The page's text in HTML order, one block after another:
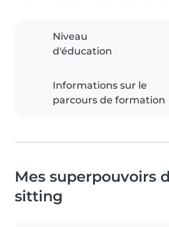
Niveau
d'éducation
Informations sur le
parcours de formation
Mes superpouvoirs
sitting